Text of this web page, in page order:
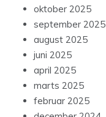
oktober 2025
september 2025
august 2025
juni 2025
april 2025
marts 2025
februar 2025